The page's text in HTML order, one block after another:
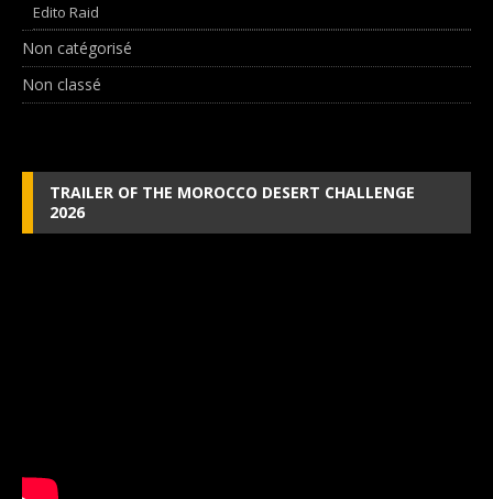
Edito Raid
Non catégorisé
Non classé
TRAILER OF THE MOROCCO DESERT CHALLENGE
2026